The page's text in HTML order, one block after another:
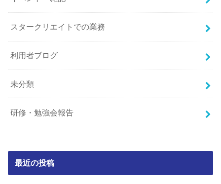
スタークリエイトでの業務
利用者ブログ
未分類
研修・勉強会報告
最近の投稿